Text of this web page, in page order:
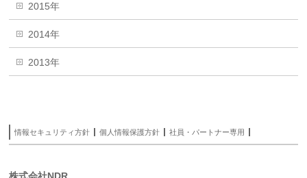
2015年
2014年
2013年
情報セキュリティ方針 個人情報保護方針 社員・パートナー専用